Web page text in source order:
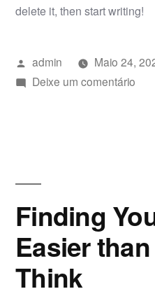
delete it, then start writing!
Publicado
por
admin Maio 24,
Deixe um comentárioem
Finding
Easier
Think